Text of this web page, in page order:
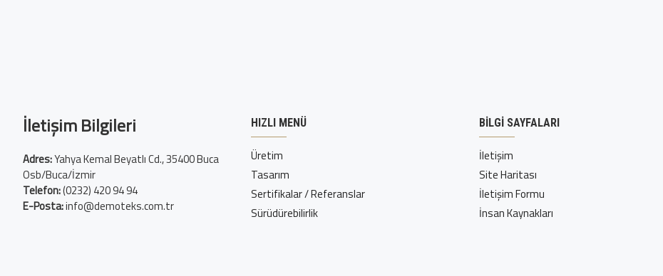
İletişim Bilgileri
Adres:Yahya Kemal Beyatlı Cd., 35400 Buca
Osb/Buca/İzmir
Telefon:(0232) 420 94 94
E-Posta:info@demoteks.com.tr
HIZLI MENÜ
Üretim
Tasarım
Sertifikalar / Referanslar
Sürüdürebilirlik
BILGI SAYFALARI
İletişim
Site Haritası
İletişim Formu
İnsan Kaynakları